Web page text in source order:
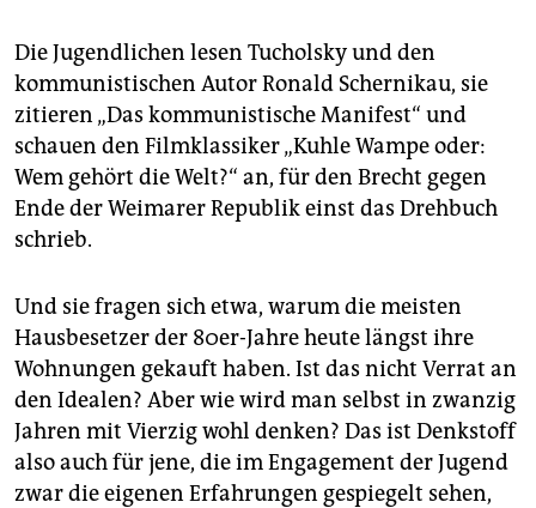
Die Jugendlichen lesen Tucholsky und den
kommunistischen Autor Ronald Schernikau, sie
zitieren „Das kommunistische Manifest“ und
schauen den Filmklassiker „Kuhle Wampe oder:
Wem gehört die Welt?“ an, für den Brecht gegen
Ende der Weimarer Republik einst das Drehbuch
schrieb.
Und sie fragen sich etwa, warum die meisten
Hausbesetzer der 80er-Jahre heute längst ihre
Wohnungen gekauft haben. Ist das nicht Verrat an
den Idealen? Aber wie wird man selbst in zwanzig
Jahren mit Vierzig wohl denken? Das ist Denkstoff
also auch für jene, die im Engagement der Jugend
zwar die eigenen Erfahrungen gespiegelt sehen,